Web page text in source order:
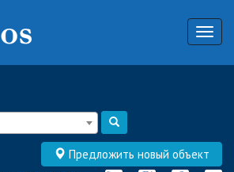
Предложить новый объект